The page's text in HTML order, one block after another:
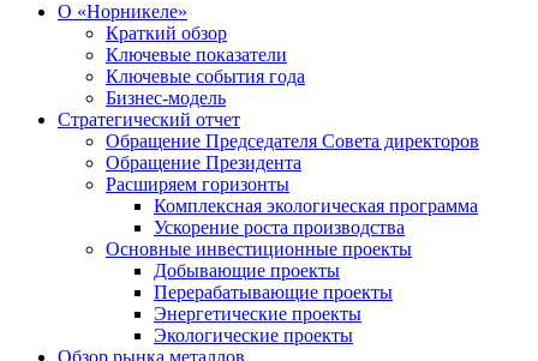
О «Норникеле»
Краткий обзор
Ключевые показатели
Ключевые события года
Бизнес-модель
Стратегический отчет
Обращение Председателя Совета директоров
Обращение Президента
Расширяем горизонты
Комплексная экологическая программа
Ускорение роста производства
Основные инвестиционные проекты
Добывающие проекты
Перерабатывающие проекты
Энергетические проекты
Экологические проекты
Обзор рынка металлов